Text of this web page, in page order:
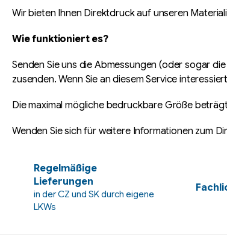
u
n
g
u
k
t
e
t
u
e
r
l
m
e
Wir bieten Ihnen Direktdruck auf unseren
Wie funktioniert es?
Senden Sie uns die Abmessungen (oder sogar
zusenden. Wenn Sie an diesem Service
Die maximal mögliche bedruckbare Größe
Wenden Sie sich für weitere Informationen zum
Regelmäßige
Lieferungen
in der CZ und SK durch eigene
LKWs